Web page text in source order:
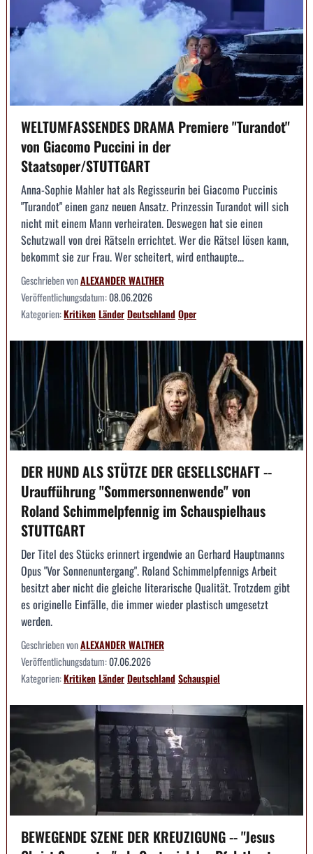
WELTUMFASSENDES DRAMA Premiere "Turandot"
von Giacomo Puccini in der
Staatsoper/STUTTGART
Anna-Sophie Mahler hat als Regisseurin bei Giacomo Puccinis
"Turandot" einen ganz neuen Ansatz. Prinzessin Turandot will sich
nicht mit einem Mann verheiraten. Deswegen hat sie einen
Schutzwall von drei Rätseln errichtet. Wer die Rätsel lösen kann,
bekommt sie zur Frau. Wer scheitert, wird enthaupte...
Geschrieben vonALEXANDER WALTHER
Veröffentlichungsdatum:08.06.2026
Kategorien:KritikenLänderDeutschlandOper
DER HUND ALS STÜTZE DER GESELLSCHAFT --
Uraufführung "Sommersonnenwende" von
Roland Schimmelpfennig im Schauspielhaus
STUTTGART
Der Titel des Stücks erinnert irgendwie an Gerhard Hauptmanns
Opus "Vor Sonnenuntergang". Roland Schimmelpfennigs Arbeit
besitzt aber nicht die gleiche literarische Qualität. Trotzdem gibt
es originelle Einfälle, die immer wieder plastisch umgesetzt
werden.
Geschrieben vonALEXANDER WALTHER
Veröffentlichungsdatum:07.06.2026
Kategorien:KritikenLänderDeutschlandSchauspiel
BEWEGENDE SZENE DER KREUZIGUNG -- "Jesus